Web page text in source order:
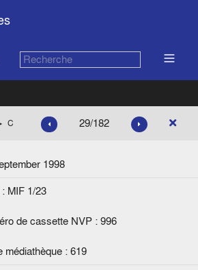
29/182
1998
MIF 1/23
de cassette NVP : 996
médiathèque : 619